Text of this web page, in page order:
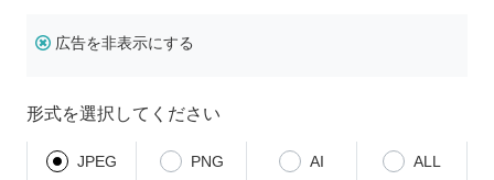
広告を非表示にする
形式を選択してください
JPEG PNG AI ALL